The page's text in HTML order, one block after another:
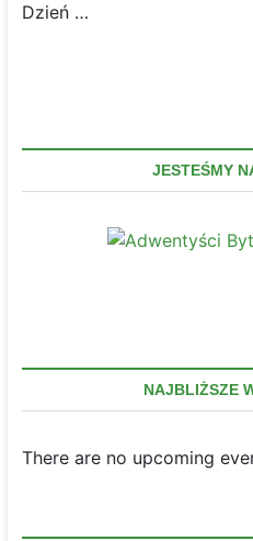
Dzień …
JESTEŚMY
NAJBLIŻSZE
There are no upcoming